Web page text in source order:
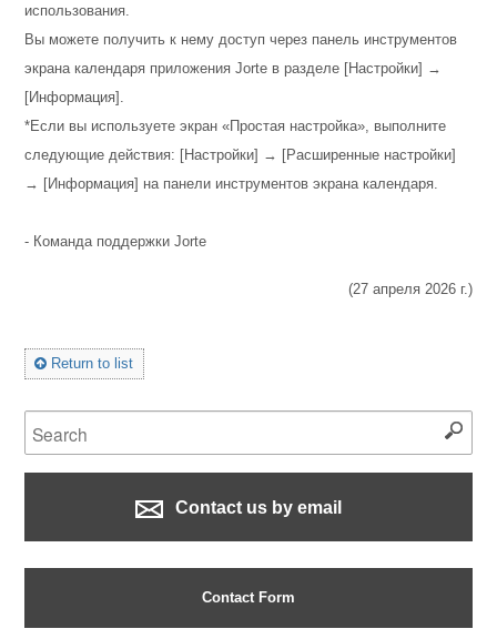
использования.
Вы можете получить к нему доступ через панель инструментов
экрана календаря приложения Jorte в разделе [Настройки] →
[Информация].
*Если вы используете экран «Простая настройка», выполните
следующие действия: [Настройки] → [Расширенные настройки]
→ [Информация] на панели инструментов экрана календаря.
- Команда поддержки Jorte
(27 апреля 2026 г.)
Return to list
Contact us by email
Contact Form